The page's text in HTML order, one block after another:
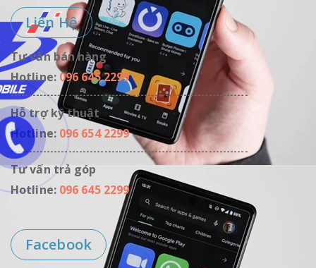
Liên Hệ
Tư vấn bán hàng
Hotline: 096 645 2299
------------------------------------------------------------------
Hỗ trợ kỹ thuật
Hotline: 096 654 2299
------------------------------------------------------------------
Tư vấn trả góp
Hotline: 096 645 2299
Facebook